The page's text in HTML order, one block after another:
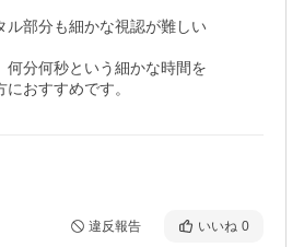
ル部分も細かな視認が難しい
何分何秒という細かな時間を
おすすめです。
違反報告 いいね 0